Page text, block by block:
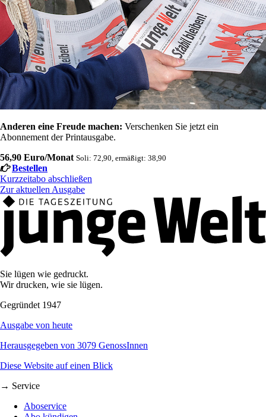
Anderen eine Freude machen: Verschenken Sie jetzt ein
Abonnement der Printausgabe.
56,90 Euro/Monat Soli: 72,90, ermäßigt: 38,90
Bestellen
Kurzzeitabo abschließen
Zur aktuellen Ausgabe
Sie lügen wie gedruckt.
Wir drucken, wie sie lügen.
Gegründet 1947
Ausgabe von heute
Herausgegeben von 3079 GenossInnen
Diese Website auf einen Blick
→ Service
Aboservice